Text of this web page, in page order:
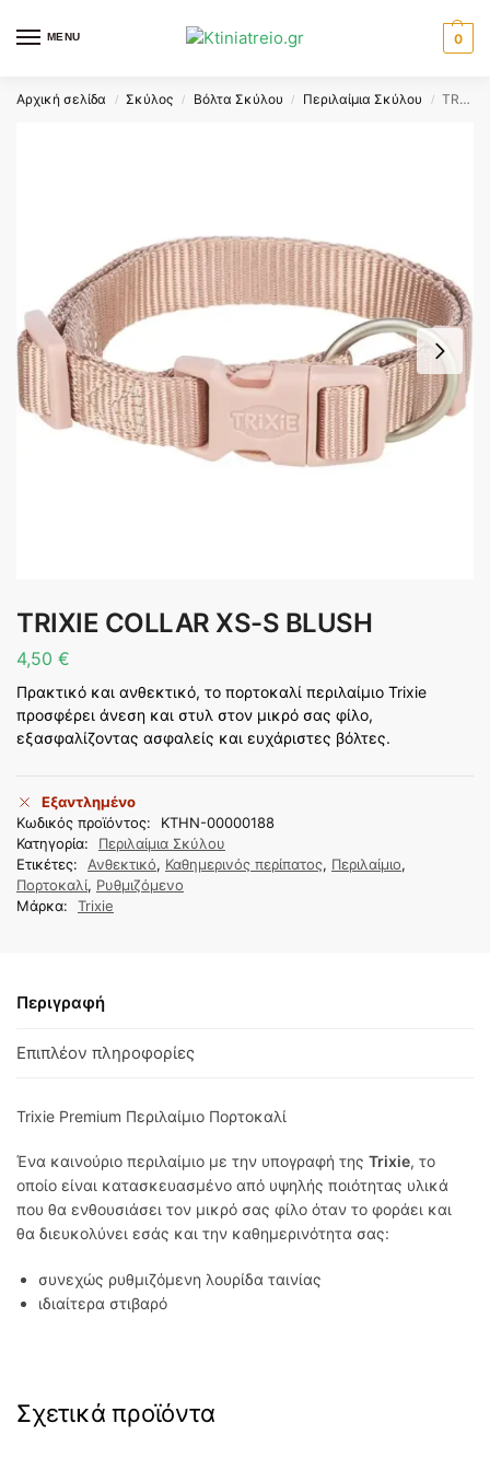
MENU 0
Αρχική σελίδα / Σκύλος / Βόλτα Σκύλου / Περιλαίμια Σκύλου / TRIXIE COLLAR XS-S BLUSH
TRIXIE COLLAR XS-S BLUSH
4,50 €
Πρακτικό και ανθεκτικό, το πορτοκαλί περιλαίμιο Trixie
προσφέρει άνεση και στυλ στον μικρό σας φίλο,
εξασφαλίζοντας ασφαλείς και ευχάριστες βόλτες.
Εξαντλημένο
Κωδικός προϊόντος:
KTHN-00000188
Κατηγορία:
Περιλαίμια Σκύλου
Ετικέτες:
Ανθεκτικό, Καθημερινός περίπατος, Περιλαίμιο,
Πορτοκαλί, Ρυθμιζόμενο
Μάρκα:
Trixie
Περιγραφή
Επιπλέον πληροφορίες
Trixie Premium Περιλαίμιο Πορτοκαλί
Ένα καινούριο περιλαίμιο με την υπογραφή της Trixie, το
οποίο είναι κατασκευασμένο από υψηλής ποιότητας υλικά
που θα ενθουσιάσει τον μικρό σας φίλο όταν το φοράει και
θα διευκολύνει εσάς και την καθημερινότητα σας:
συνεχώς ρυθμιζόμενη λουρίδα ταινίας
ιδιαίτερα στιβαρό
Σχετικά προϊόντα